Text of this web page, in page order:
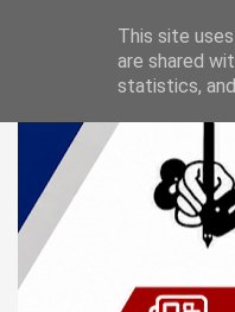
This site
are shared
statistics,